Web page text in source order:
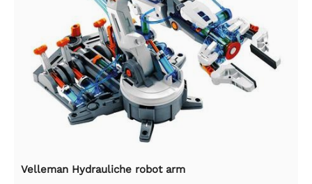
Velleman Hydrauliche robot arm